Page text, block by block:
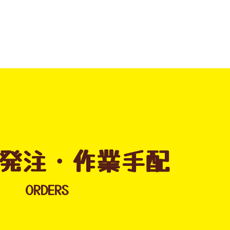
注・作業手配
ORDERS